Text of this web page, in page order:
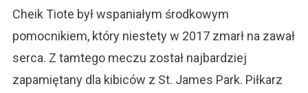
Cheik Tiote był wspaniałym środkowym
pomocnikiem, który niestety w 2017 zmarł na zawał
serca. Z tamtego meczu został najbardziej
zapamiętany dla kibiców z St. James Park. Piłkarz